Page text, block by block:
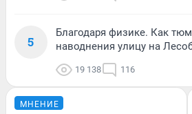
5
Благодаря физике. Как
наводнения улицу на
19 138 116
МНЕНИЕ